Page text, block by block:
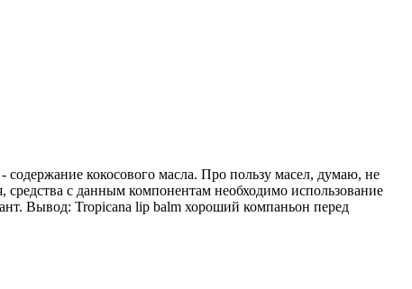
кокосового масла. Про пользу масел, думаю, не
средства с данным компонентам необходимо использование
Вывод: Tropicana lip balm хороший компаньон перед